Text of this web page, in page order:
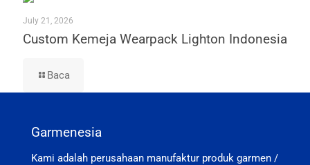
July 21, 2026
Custom Kemeja Wearpack Lighton Indonesia
Baca
Garmenesia
Kami adalah perusahaan manufaktur produk garmen /